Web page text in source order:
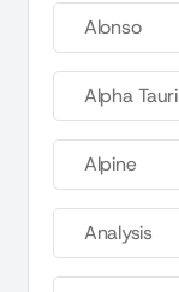
Alonso
Alpha Tauri
Alpine
Analysis